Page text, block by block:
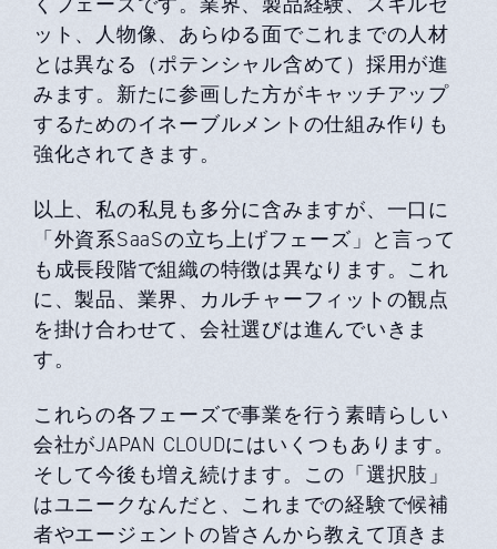
ット、人物像、あらゆる面でこれまでの人材
とは異なる（ポテンシャル含めて）採用が進
みます。新たに参画した方がキャッチアップ
するためのイネーブルメントの仕組み作りも
強化されてきます。
以上、私の私見も多分に含みますが、一口に
「外資系SaaSの立ち上げフェーズ」と言って
も成長段階で組織の特徴は異なります。これ
に、製品、業界、カルチャーフィットの観点
を掛け合わせて、会社選びは進んでいきま
す。
これらの各フェーズで事業を行う素晴らしい
会社がJAPAN CLOUDにはいくつもあります。
そして今後も増え続けます。この「選択肢」
はユニークなんだと、これまでの経験で候補
者やエージェントの皆さんから教えて頂きま